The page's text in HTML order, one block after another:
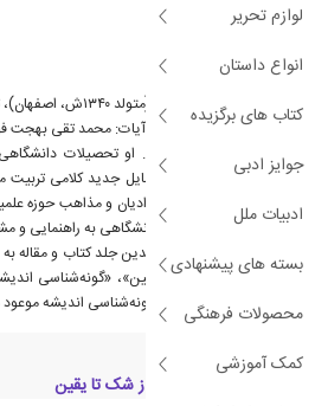
لوازم تحریر
انواع داستان
کتاب های برگزیده
جوایز ادبی
ادبیات ملل
بسته های پیشنهادی
محصولات فرهنگی
کمک آموزشی
دکتر علی موحدیان
اساتیدی همچون حضرات آیات: محمد تقی بهجت
جوادی آملی پیگیری کرد. او تحصیلات
گرایش فلسفه دین و مسایل جدید کلامی تربیت
عضویت در انجمن علمی ادیان و مذاهب حوزه
علاوه بر تدریس دروس دانشگاهی به راهنمایی و
مشغول است و تاکنون چندین جلد کتاب و مقاله
مهدویت»، «از شک تا یقین»، «گونه‌شناسی
جهانی موعودباوری» و «گونه‌شناسی اندیشه
دسته بندی های کتاب از شک تا یقین